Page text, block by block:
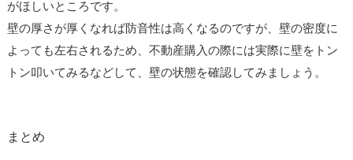
がほしいところです。
壁の厚さが厚くなれば防音性は高くなるのですが、壁の密度に
よっても左右されるため、不動産購入の際には実際に壁をトン
トン叩いてみるなどして、壁の状態を確認してみましょう。
まとめ